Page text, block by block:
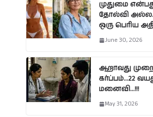
முதுமை
தோல்வி
ஒரு பெரிய
June 30, 2026
ஆறாவது
கர்ப்பம்…22
மனைவி…!!!
May 31, 2026